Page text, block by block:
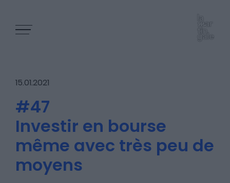
Les épisodes
Les articles
15.01.2021
#47
Investir en bourse
même avec très peu de
moyens